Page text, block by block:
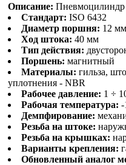
Описание:
Стандарт: ISO 6432
Диаметр поршня: 12 мм
Ход штока: 40 мм
Тип действия:
Поршень: магнитный
Материалы: гильза,
уплотнения - NBR
Рабочее давление: 1 ÷
Рабочая температура: -
Демпфирование:
Резьба на штоке:
Резьба на крышках:
Варианты крепления:
Обновленный аналог